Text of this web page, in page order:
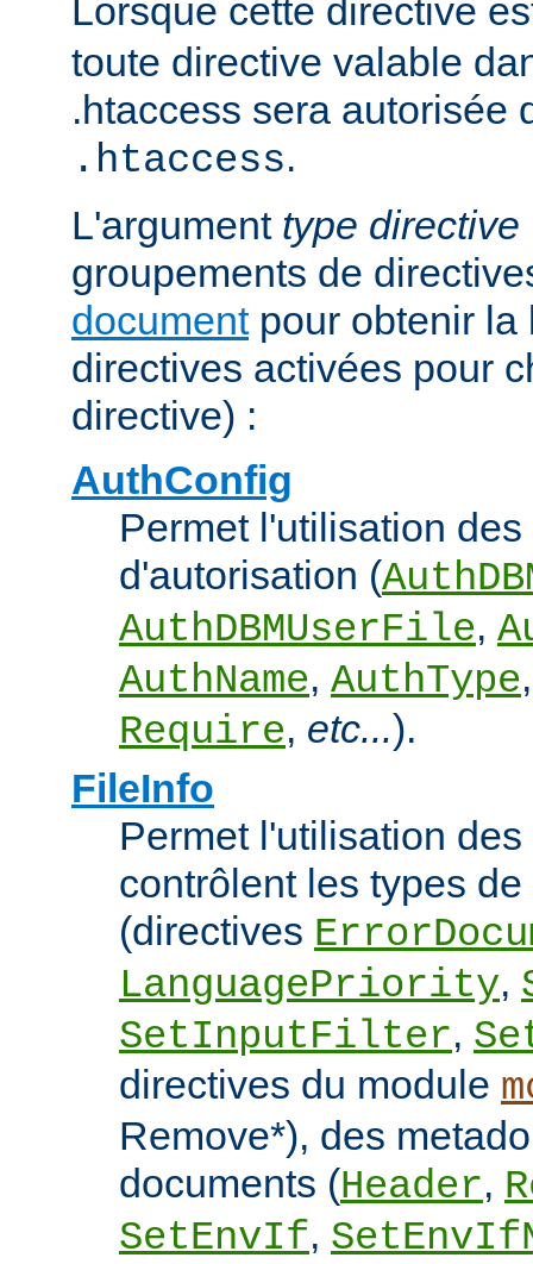
Lorsque cette directive
toute directive valable
.htaccess sera autorisée
.htaccess.
L'argument type directive
groupements de
documentpour obtenir la
directives activées pour
directive) :
AuthConfig
Permet l'utilisation
d'autorisation (
AuthDBMUserFile,
AuthName, AuthType
Require, etc...).
FileInfo
Permet l'utilisation
contrôlent les types
(directives
LanguagePriority,
SetInputFilter,
directives du module
Remove*), des
documents (Header,
SetEnvIf,